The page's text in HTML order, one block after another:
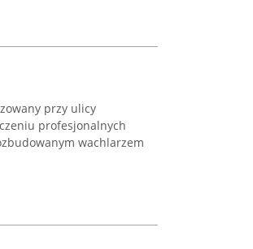
przy ulicy
profesjonalnych
wachlarzem